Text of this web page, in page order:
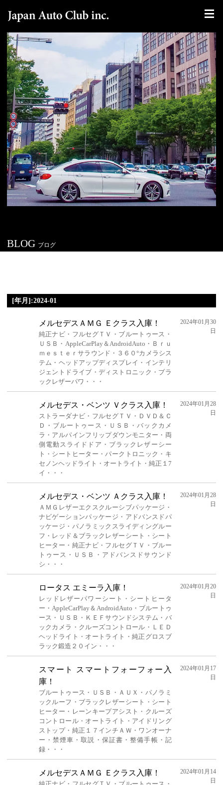
BLOG ブログ
[年月]:2024-01
メルセデスＡＭＧ Ｅクラス入庫！
純正ナビ・フルセグＴＶ・ブルートゥース・
ＵＳＢ・AppleCarPlay＆AndroidAuto・Ｂｒｕ
ｍｅｓｔｅｒサラウンド・３６０°カメラシス
テム・ヘッドアップディスプレイ・インテリ
ジェントドライブ・ディストロニック・ブラ
ックレザーパワ・・・
2024年01月30
日
メルセデス・ベンツ Ｖクラス入庫！
ストラーダナビ・フルセグＴＶ・ＤＶＤ＆Ｃ
Ｄ・ブルートゥース・ＵＳＢ・バックカメ
ラ・アルパインフリップダウンモニター・両
側電動スライドドア・ブラックレザーシー
ト・シートヒーター・パークトロニック・キ
セノンヘッドライト・オートライト・純正１7
イ・・・
2024年01月28
日
メルセデス・ベンツ Ａクラス入庫！
ＡＭＧレザーエクスクルーシブパッケージ・
ナビゲーションパッケージ・アドバンスドパ
ッケージ・パノラミックスライディングルー
フ・レッド＆ブラックレザーシート・シート
ヒーター・純正ナビ・フルセグＴＶ・ブルー
トゥース・ＵＳＢ・アドバンスドサウンド
シ・・・
2024年01月28
日
ロータス エミーラ入庫！
レッドレザーパワーシート・シートヒータ
ー・AppleCarPlay＆AndroidAuto・ブルートゥ
ース・ＵＳＢ・ＫＥＦサウンドシステム・バ
ックカメラ・クルーズコントロール・ＬＥＤ
ヘッドライト・オートライト・純正グロスブ
ラック鍛造２０イン・・・
2024年01月20
日
スマート スマートフォーフォー入
庫！
ブルートゥース・ＵＳＢ・ＡＵＸ・パノラミ
ックルーフ・ブラックレザーシート・シート
ヒーター・レーンキープアシスト・クルーズ
コントロール・オートライト・アイドリング
ストップ・純正１７インチＡＷ・ワンオーナ
ー・禁煙車・取説・保証書・整備手帳・記
録・・・
2024年01月17
日
メルセデスＡＭＧ Ｅクラス入庫！
2024年01月14
日